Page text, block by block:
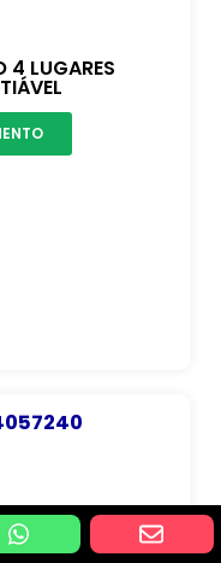
4 LUGARES